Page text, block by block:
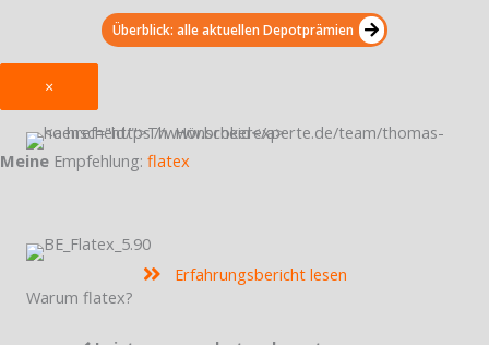
Überblick: alle aktuellen Depotprämien
×
Meine Empfehlung: flatex
Erfahrungsbericht lesen
Warum flatex?